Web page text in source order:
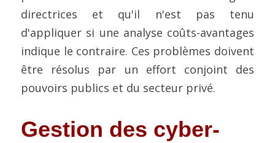
directrices et qu'il n'est pas tenu
d'appliquer si une analyse coûts-avantages
indique le contraire. Ces problèmes doivent
être résolus par un effort conjoint des
pouvoirs publics et du secteur privé.
Gestion des cyber-